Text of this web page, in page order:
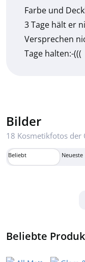
Farbe und
3 Tage hält er
Versprechen
Tage halten:-(((
Bilder
18 Kosmetikfotos der
Beliebt Neueste
Beliebte